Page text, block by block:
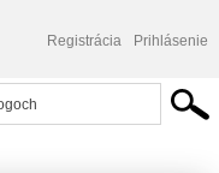
Registrácia Prihlásenie